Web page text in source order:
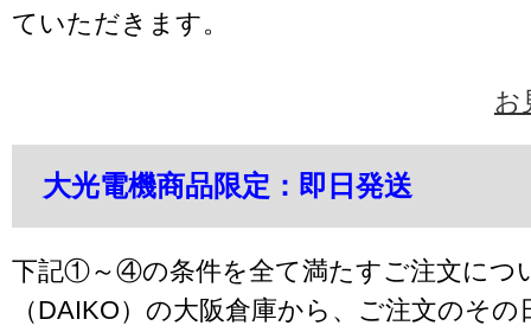
ていただきます。
お
大光電機商品限定：即日発送
下記①～④の条件を全て満たすご注文につ
（DAIKO）の大阪倉庫から、ご注文のそ